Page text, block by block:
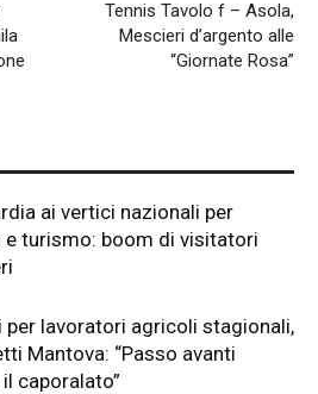
Tennis Tavolo f – Asola,
Mescieri d’argento alle
“Giornate Rosa”
ai vertici nazionali per
e turismo: boom di visitatori
per lavoratori agricoli stagionali,
Mantova: “Passo avanti
caporalato”